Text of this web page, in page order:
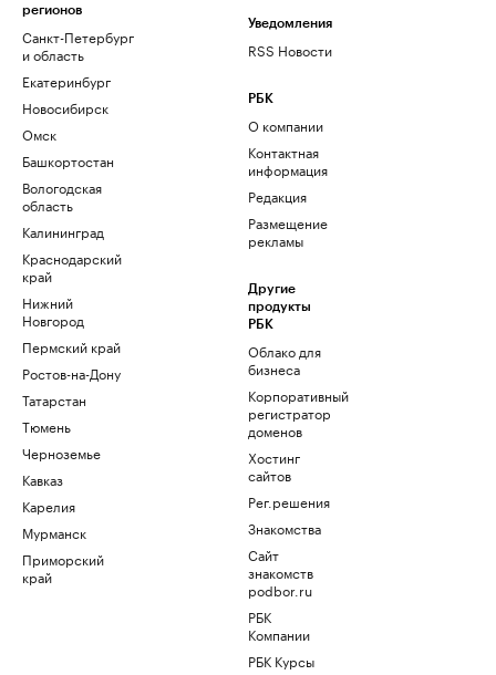
регионов
Санкт-Петербург
и область
Екатеринбург
Новосибирск
Омск
Башкортостан
Вологодская
область
Калининград
Краснодарский
край
Нижний
Новгород
Пермский край
Ростов-на-Дону
Татарстан
Тюмень
Черноземье
Кавказ
Карелия
Мурманск
Приморский
край
Уведомления
RSS Новости
РБК
О компании
Контактная
информация
Редакция
Размещение
рекламы
Другие
продукты
РБК
Облако для
бизнеса
Корпоративный
регистратор
доменов
Хостинг
сайтов
Рег.решения
Знакомства
Сайт
знакомств
podbor.ru
РБК
Компании
РБК Курсы